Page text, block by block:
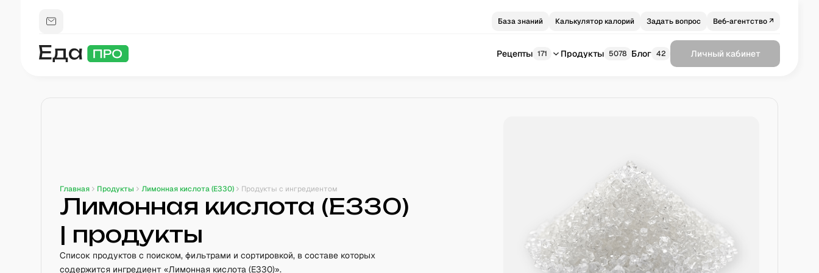
База знаний Калькулятор калорий Задать вопрос Веб-агентство ↗
Рецепты 171 Продукты 5078 Блог 42 Личный кабинет
Главная Продукты Лимонная кислота (Е330) Продукты с ингредиентом
Лимонная кислота (Е330)
| продукты
Список продуктов с поиском, фильтрами и сортировкой, в составе которых
содержится ингредиент «Лимонная кислота (Е330)».